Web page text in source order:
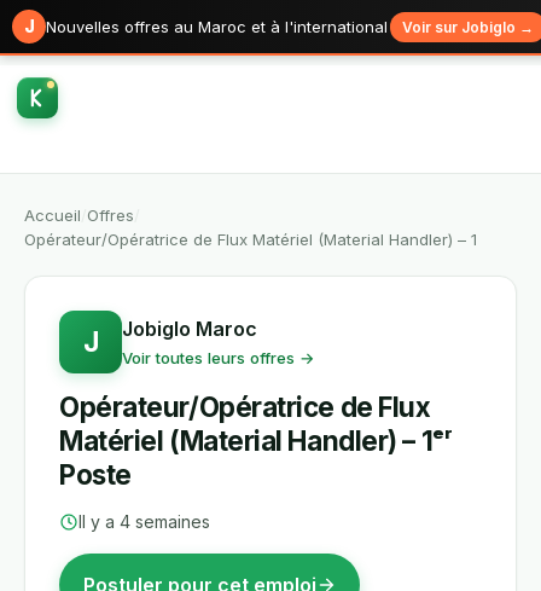
J Nouvelles offres au Maroc et à l'international Voir sur Jobiglo →
Accueil Offres
Opérateur/Opératrice de Flux Matériel (Material Handler) – 1
J Jobiglo Maroc
Voir toutes leurs offres →
Opérateur/Opératrice de Flux
Matériel (Material Handler) – 1ᵉʳ
Poste
Il y a 4 semaines
Postuler pour cet emploi